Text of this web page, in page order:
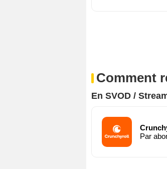
Comment
En SVOD /
Par